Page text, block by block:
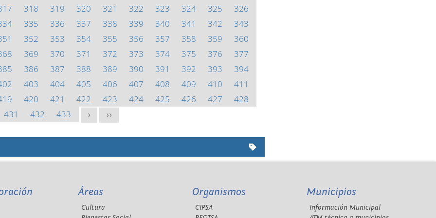
318 319 320 321 322 323 324 325
326
335 336 337 338 339 340 341 342
343
352 353 354 355 356 357 358 359
360
369 370 371 372 373 374 375 376
377
386 387 388 389 390 391 392 393
394
403 404 405 406 407 408 409 410
411
420 421 422 423 424 425 426 427
428
431
432 433 > >>
Áreas
Cultura
Organismos
CIPSA
Municipios
Información Municipal